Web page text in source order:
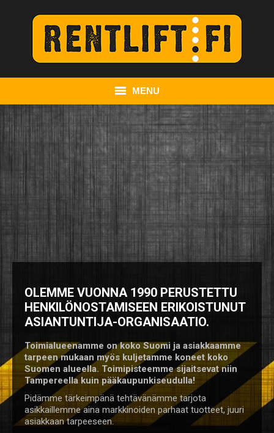
MENU
Yritysesittely & Palvelut
Kuukulkijat
Hinattavat nostimet
Ajettavat saxilavat
Kurottajat
Yhteystiedot
OLEMME VUONNA 1990 PERUSTETTU
HENKILÖNOSTAMISEEN ERIKOISTUNUT
ASIANTUNTIJA-ORGANISAATIO.
Toimialueenamme on koko Suomi ja asiakkaamme
tarpeen mukaan myös kuljetamme koneet koko
Suomen alueella. Toimipisteemme sijaitsevat niin
Tampereella kuin pääkaupunkiseudulla!
Pidämme tärkeimpänä tehtävänämme tarjota
asikkaillemme aina markkinoiden parhaat tuotteet, juuri
asiakkaan tarpeeseen.